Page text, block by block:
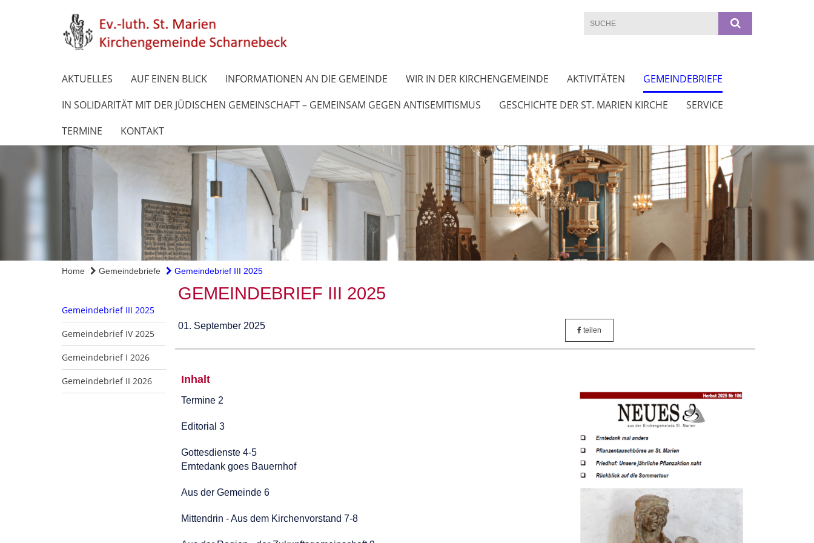
AKTUELLES AUF EINEN BLICK INFORMATIONEN AN DIE GEMEINDE WIR IN DER KIRCHENGEMEINDE AKTIVITÄTEN
GEMEINDEBRIEFE
IN SOLIDARITÄT MIT DER JÜDISCHEN GEMEINSCHAFT – GEMEINSAM GEGEN ANTISEMITISMUS
GESCHICHTE DER ST. MARIEN KIRCHE
SERVICE
TERMINE
KONTAKT
Home Gemeindebriefe Gemeindebrief III 2025
Gemeindebrief III 2025
Gemeindebrief IV 2025
Gemeindebrief I 2026
Gemeindebrief II 2026
GEMEINDEBRIEF III 2025
01. September 2025 teilen
Inhalt
Termine 2
Editorial 3
Gottesdienste 4-5
Erntedank goes Bauernhof
Aus der Gemeinde 6
Mittendrin - Aus dem Kirchenvorstand 7-8